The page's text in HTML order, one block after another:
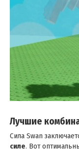
Лучшие
Сила Swan
силе. Вот